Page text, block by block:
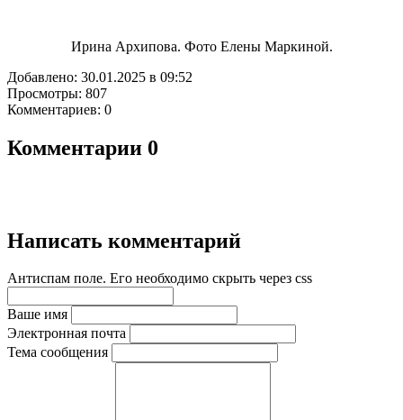
Ирина Архипова. Фото Елены Маркиной.
Добавлено: 30.01.2025 в 09:52
Просмотры: 807
Комментариев: 0
Комментарии 0
Написать комментарий
Антиспам поле. Его необходимо скрыть через css
Ваше имя
Электронная почта
Тема сообщения